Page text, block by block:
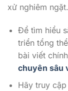
xử nghiêm ngặt.
Để tìm hiểu
triển tổng
bài viết
chuyên sâu
Hãy truy